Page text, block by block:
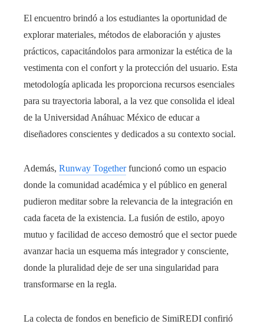
El encuentro brindó a los estudiantes la oportunidad de
explorar materiales, métodos de elaboración y ajustes
prácticos, capacitándolos para armonizar la estética de la
vestimenta con el confort y la protección del usuario. Esta
metodología aplicada les proporciona recursos esenciales
para su trayectoria laboral, a la vez que consolida el ideal
de la Universidad Anáhuac México de educar a
diseñadores conscientes y dedicados a su contexto social.
Además, Runway Togetherfuncionó como un espacio
donde la comunidad académica y el público en general
pudieron meditar sobre la relevancia de la integración en
cada faceta de la existencia. La fusión de estilo, apoyo
mutuo y facilidad de acceso demostró que el sector puede
avanzar hacia un esquema más integrador y consciente,
donde la pluralidad deje de ser una singularidad para
transformarse en la regla.
La colecta de fondos en beneficio de SimiREDI confirió